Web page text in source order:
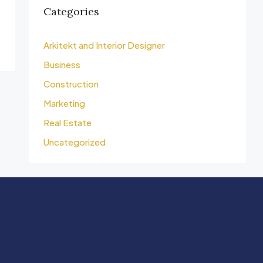
Categories
Arkitekt and Interior Designer
Business
Construction
Marketing
Real Estate
Uncategorized